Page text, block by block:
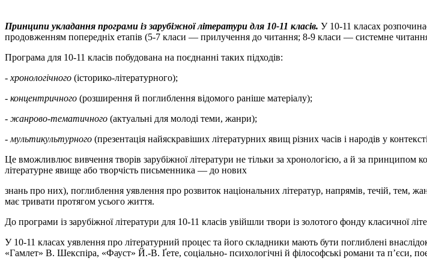
Принципи укладання програми із зарубіжної літератури для 10-11 класів. У 10-11 класах
продовженням попередніх етапів (5-7 класи — прилучення до читання; 8-9 класи — системне
Програма для 10-11 класів побудована на поєднанні таких підходів:
- хронологічного (історико-літературного);
- концентричного (розширення й поглиблення відомого раніше матеріалу);
- жанрово-тематичного (актуальні для молоді теми, жанри);
- мультикультурного (презентація найяскравіших літературних явищ різних часів і народів у
Це вможливлює вивчення творів зарубіжної літератури не тільки за хронологією, а й за
літературне явище або творчість письменника — до нових
знань про них), поглиблення уявлення про розвиток національних літератур, напрямів, течій, тем,
має тривати протягом усього життя.
До програми із зарубіжної літератури для 10-11 класів увійшли твори із золотого фонду класичної
У 10-11 класах уявлення про літературний процес та його складники мають бути поглиблені
«Гамлет» В. Шекспіра, «Фауст» Й.-В. Ґете, соціально- психологічні й філософські романи та п’єси,